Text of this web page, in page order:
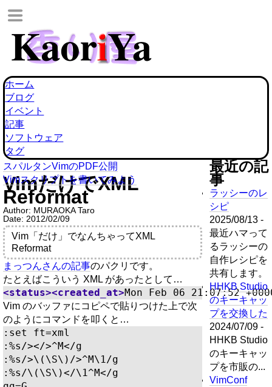
ホーム
ブログ
イベント
記事
ソフトウェア
タグ
スパルタンVimのPDF公開
Vimスクリプトを書いてみよう
VimだけでXML
Reformat
Author: MURAOKA Taro
Date: 2012/02/09
Vim「だけ」でなんちゃってXML
Reformat
まっつんさんの記事のパクリです。
たとえばこういう XML があったとして…
<status><created_at>Mon Feb 06 21:07:52
Vim のバッファにコピペで貼りつけた上で次
のようにコマンドを叩くと…
:set ft=xml
:%s/></>^M</g
:%s/>\(\S\)/>^M\1/g
:%s/\(\S\)</\1^M</g
最近の記
事
ラッシーのレ
シピ
2025/08/13 -
最近ハマって
るラッシーの
自作レシピを
共有します。
HHKB Studio
のキーキャッ
プを交換した
2024/07/09 -
HHKB Studio
のキーキャッ
プを市販の...
VimConf